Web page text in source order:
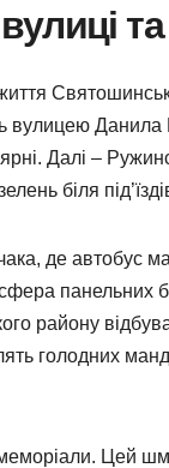
вулицею Данила
Далі –
біля
де автобус
панельних
району
голодних
меморіали. Цей